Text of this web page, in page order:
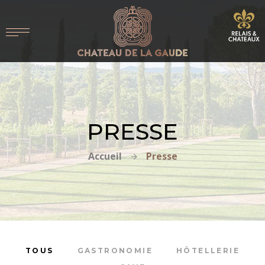
PRESSE
Accueil Presse
TOUS GASTRONOMIE
HÔTELLERIE